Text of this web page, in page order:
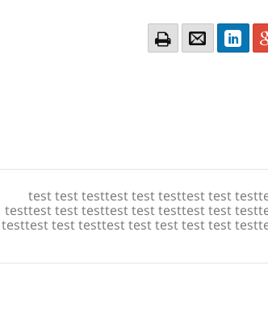
Google+
LinkedIn
Email
Email
test test testtest test testtest test
testtest test testtest test testtest test
testtest test testtest test test test test